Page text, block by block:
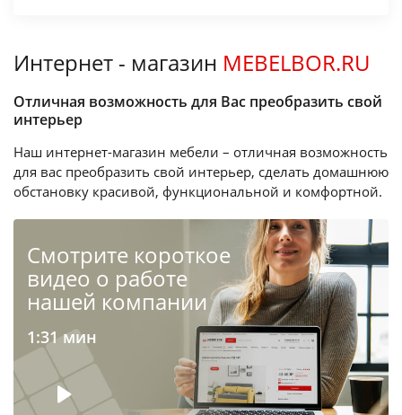
Интернет - магазин MEBELBOR.RU
Отличная возможность для Вас преобразить свой
интерьер
Наш интернет-магазин мебели – отличная возможность
для вас преобразить свой интерьер, сделать домашнюю
обстановку красивой, функциональной и комфортной.
Cмотрите короткое
видео о работе
нашей компании
1:31 мин